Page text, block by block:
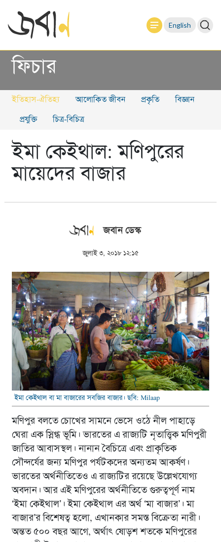
English
ফিচার
ইতিহাস-ঐতিহ্য আলোকিত জীবন প্রকৃতি বিজ্ঞান
প্রযুক্তি চিত্র-বিচিত্র
ইমা কেইথাল: মণিপুরের
মায়েদের বাজার
জবান ডেস্ক
জুলাই ৩, ২০১৮ ১২:১৫
ইমা কেইথাল বা মা বাজারের সবজির বাজার। ছবি: Milaap
মণিপুর বলতে চোখের সামনে ভেসে ওঠে নীল পাহাড়ে
ঘেরা এক স্নিগ্ধ ভূমি। ভারতের এ রাজ্যটি নৃতাত্ত্বিক মণিপুরী
জাতির আবাসস্থল। নানান বৈচিত্রে এবং প্রাকৃতিক
সৌন্দর্যের জন্য মণিপুর পর্যটকদের অন্যতম আকর্ষণ।
ভারতের অর্থনীতিতেও এ রাজ্যটির রয়েছে উল্লেখযোগ্য
অবদান। আর এই মণিপুরের অর্থনীতিতে গুরুত্বপূর্ণ নাম
‘ইমা কেইথাল’। ইমা কেইথাল এর অর্থ ‘মা বাজার’। মা
বাজার’র বিশেষত্ব হলো, এখানকার সমস্ত বিক্রেতা নারী।
অন্তত ৫০০ বছর আগে, অর্থাৎ ষোড়শ শতকে মণিপুরের